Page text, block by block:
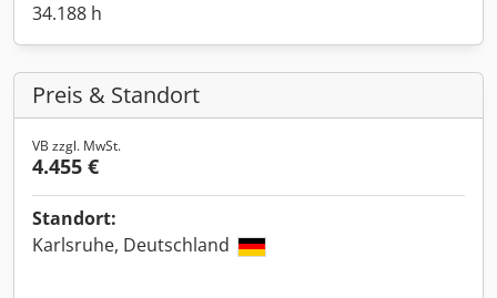
34.188 h
Preis & Standort
VB zzgl. MwSt.
4.455 €
Standort:
Karlsruhe, Deutschland